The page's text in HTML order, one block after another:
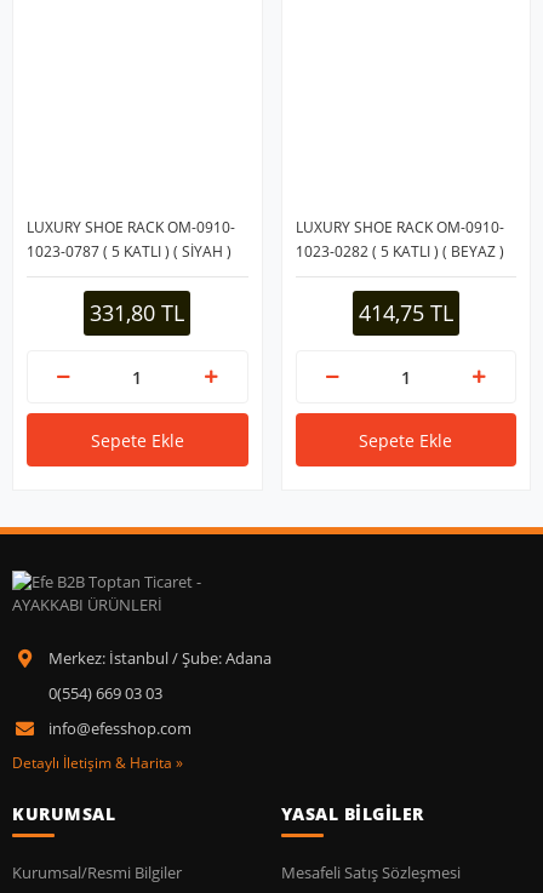
LUXURY SHOE RACK OM-0910-
1023-0787 ( 5 KATLI ) ( SİYAH )
LÜKS PLASTİK AYAKKABILIK*8
331,80 TL
Sepete Ekle
LUXURY SHOE RACK OM-0910-
1023-0282 ( 5 KATLI ) ( BEYAZ )
BLANCHE LÜKS AYAKKABILIK*8
414,75 TL
Sepete Ekle
Merkez: İstanbul / Şube: Adana
0(554) 669 03 03
info@efesshop.com
Detaylı İletişim & Harita »
KURUMSAL
Kurumsal/Resmi Bilgiler
YASAL BİLGİLER
Mesafeli Satış Sözleşmesi